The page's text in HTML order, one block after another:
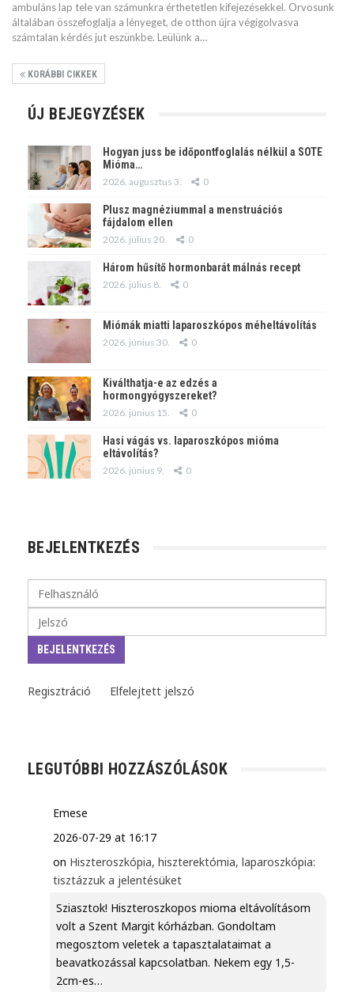
ambuláns lap tele van számunkra érthetetlen kifejezésekkel. Orvosunk
általában összefoglalja a lényeget, de otthon újra végigolvasva
számtalan kérdés jut eszünkbe. Leülünk a…
KORÁBBI CIKKEK
ÚJ BEJEGYZÉSEK
Hogyan juss be időpontfoglalás nélkül a SOTE
Mióma…
2026. augusztus 3. 0
Plusz magnéziummal a menstruációs
fájdalom ellen
2026. július 20. 0
Három hűsítő hormonbarát málnás recept
2026. július 8. 0
Miómák miatti laparoszkópos méheltávolítás
2026. június 30. 0
Kiválthatja-e az edzés a
hormongyógyszereket?
2026. június 15. 0
Hasi vágás vs. laparoszkópos mióma
eltávolítás?
2026. június 9. 0
BEJELENTKEZÉS
Regisztráció Elfelejtett jelszó
LEGUTÓBBI HOZZÁSZÓLÁSOK
Emese
2026-07-29 at 16:17
on Hiszteroszkópia, hiszterektómia, laparoszkópia:
tisztázzuk a jelentésüket
Sziasztok! Hiszteroszkopos mioma eltávolításom
volt a Szent Margit kórházban. Gondoltam
megosztom veletek a tapasztalataimat a
beavatkozással kapcsolatban. Nekem egy 1,5-
2cm-es…